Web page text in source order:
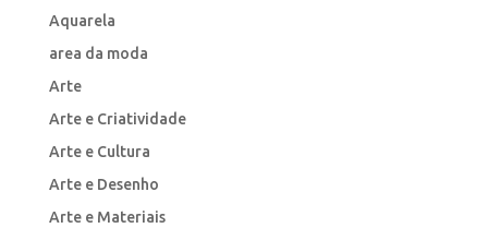
Aquarela
area da moda
Arte
Arte e Criatividade
Arte e Cultura
Arte e Desenho
Arte e Materiais